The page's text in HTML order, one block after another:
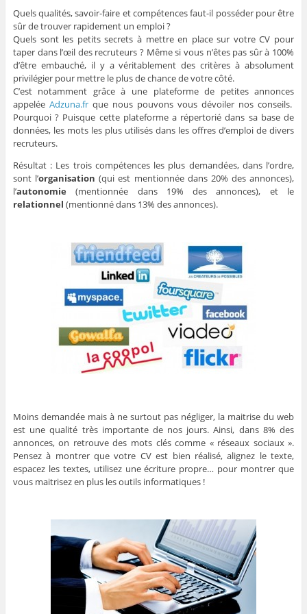
Quels qualités, savoir-faire et compétences faut-il posséder pour être
sûr de trouver rapidement un emploi ?
Quels sont les petits secrets à mettre en place sur votre CV pour
taper dans l’œil des recruteurs ? Même si vous n’êtes pas sûr à 100%
d’être embauché, il y a véritablement des critères à absolument
privilégier pour mettre le plus de chance de votre côté.
C’est notamment grâce à une plateforme de petites annonces
appelée Adzuna.fr que nous pouvons vous dévoiler nos conseils.
Pourquoi ? Puisque cette plateforme a répertorié dans sa base de
données, les mots les plus utilisés dans les offres d’emploi de divers
recruteurs.
Résultat : Les trois compétences les plus demandées, dans l’ordre,
sont l’organisation (qui est mentionnée dans 20% des annonces),
l’autonomie (mentionnée dans 19% des annonces), et le
relationnel (mentionné dans 13% des annonces).
Moins demandée mais à ne surtout pas négliger, la maitrise du web
est une qualité très importante de nos jours. Ainsi, dans 8% des
annonces, on retrouve des mots clés comme « réseaux sociaux ».
Pensez à montrer que votre CV est bien réalisé, alignez le texte,
espacez les textes, utilisez une écriture propre… pour montrer que
vous maitrisez en plus les outils informatiques !